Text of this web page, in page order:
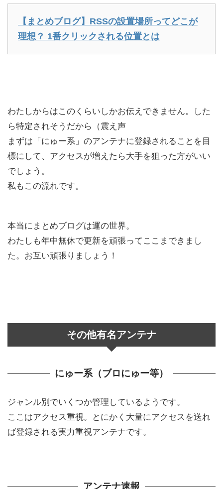
【まとめブログ】RSSの設置場所ってどこが
理想？ 1番クリックされる位置とは
わたしからはこのくらいしかお伝えできません。した
ら特定されそうだから（震え声
まずは「にゅー系」のアンテナに登録されることを目
標にして、アクセスが増えたら大手を狙った方がいい
でしょう。
私もこの流れです。
本当にまとめブログは運の世界。
わたしも年中無休で更新を頑張ってここまできまし
た。お互い頑張りましょう！
その他有名アンテナ
にゅー系（ブロにゅー等）
ジャンル別でいくつか管理しているようです。
ここはアクセス重視。とにかく大量にアクセスを送れ
ば登録される実力重視アンテナです。
アンテナ速報